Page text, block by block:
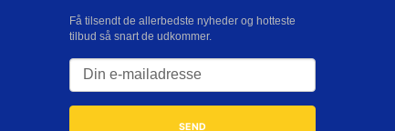
Få tilsendt de allerbedste nyheder og hotteste
tilbud så snart de udkommer.